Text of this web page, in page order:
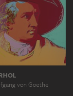
von Goethe